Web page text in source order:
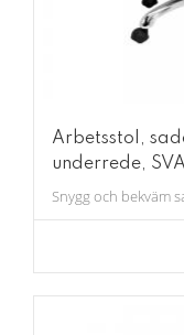
Arbetsstol,
underrede,
Snygg och bekväm